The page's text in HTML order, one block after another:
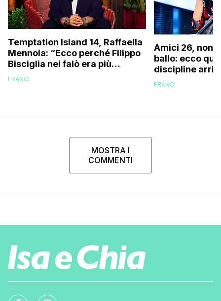
Temptation Island 14, Raffaella
Mennoia: “Ecco perché Filippo
Bisciglia nei falò era più
coinvolto del solito”
FRANCI
Amici 26, non
ballo: ecco
discipline
scuola!
FRANCI
MOSTRA I
COMMENTI